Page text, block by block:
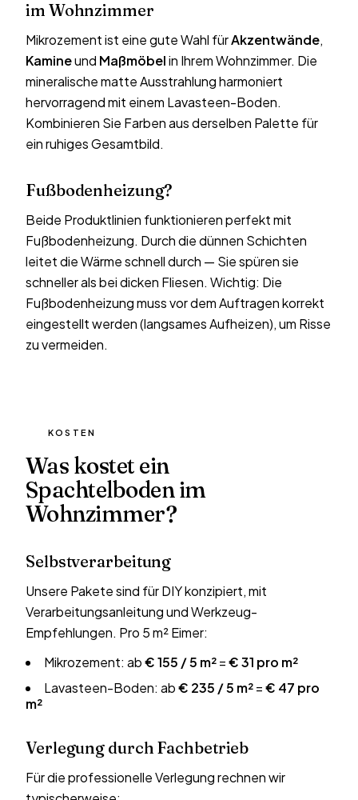
im Wohnzimmer
Mikrozement ist eine gute Wahl fürAkzentwände,
Kamineund Maßmöbelin Ihrem Wohnzimmer. Die
mineralische matte Ausstrahlung harmoniert
hervorragend mit einem Lavasteen-Boden.
Kombinieren Sie Farben aus derselben Palette für
ein ruhiges Gesamtbild.
Fußbodenheizung?
Beide Produktlinien funktionieren perfekt mit
Fußbodenheizung. Durch die dünnen Schichten
leitet die Wärme schnell durch — Sie spüren sie
schneller als bei dicken Fliesen. Wichtig: Die
Fußbodenheizung muss vor dem Auftragen korrekt
eingestellt werden (langsames Aufheizen), um Risse
zu vermeiden.
KOSTEN
Was kostet ein
Spachtelboden im
Wohnzimmer?
Selbstverarbeitung
Unsere Pakete sind für DIY konzipiert, mit
Verarbeitungsanleitung und Werkzeug-
Empfehlungen. Pro 5 m² Eimer:
Mikrozement: ab€ 155 / 5 m²=€ 31 pro m²
Lavasteen-Boden: ab€ 235 / 5 m²=€ 47 pro
m²
Verlegung durch Fachbetrieb
Für die professionelle Verlegung rechnen wir